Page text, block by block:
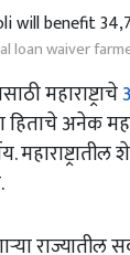
loan waiver
महाराष्ट्राचे
हिताचे अनेक
राज्यातील